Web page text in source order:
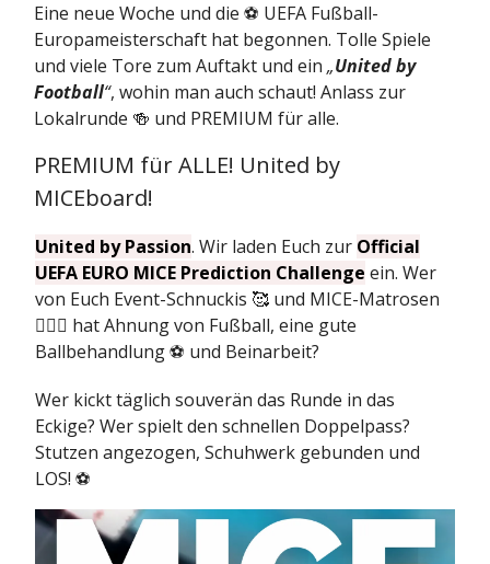
Eine neue Woche und die ⚽️ UEFA Fußball-
Europameisterschaft hat begonnen. Tolle Spiele
und viele Tore zum Auftakt und ein „United by
Football“, wohin man auch schaut! Anlass zur
Lokalrunde 🍻 und PREMIUM für alle.
PREMIUM für ALLE! United by
MICEboard!
United by Passion. Wir laden Euch zur Official
UEFA EURO MICE Prediction Challenge ein. Wer
von Euch Event-Schnuckis 🥰 und MICE-Matrosen
👨🏻‍✈️ hat Ahnung von Fußball, eine gute
Ballbehandlung ⚽️ und Beinarbeit?
Wer kickt täglich souverän das Runde in das
Eckige? Wer spielt den schnellen Doppelpass?
Stutzen angezogen, Schuhwerk gebunden und
LOS! ⚽️